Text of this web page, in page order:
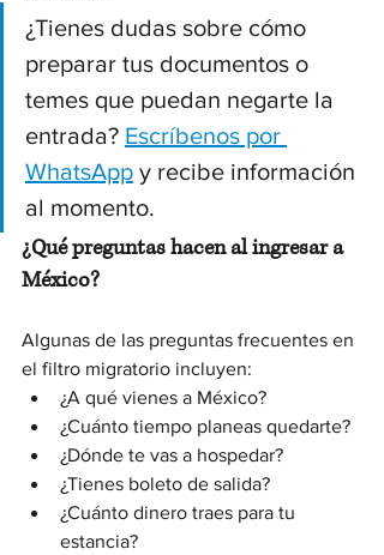
¿Tienes dudas sobre cómo
preparar tus documentos o
temes que puedan negarte la
entrada? Escríbenos por
WhatsApp y recibe información
al momento.
¿Qué preguntas hacen al ingresar a
México?
Algunas de las preguntas frecuentes en
el filtro migratorio incluyen:
¿A qué vienes a México?
¿Cuánto tiempo planeas quedarte?
¿Dónde te vas a hospedar?
¿Tienes boleto de salida?
¿Cuánto dinero traes para tu
estancia?